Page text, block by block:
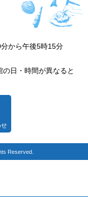
から午後5時15分
の日・時間が異なると
Reserved.